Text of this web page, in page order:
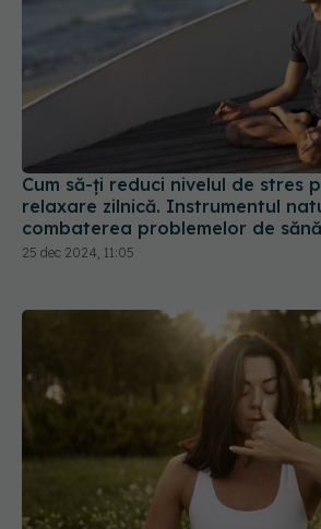
Cum să-ți reduci nivelul de stres
relaxare zilnică. Instrumentul
combaterea problemelor de
25 dec 2024, 11:05